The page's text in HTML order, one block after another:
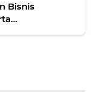
Bisnis